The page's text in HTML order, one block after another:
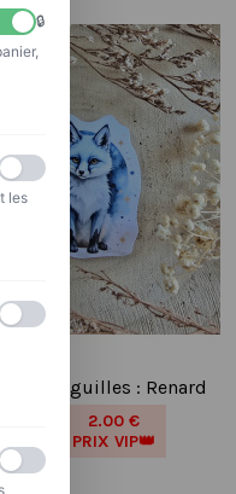
à aiguilles : Renard
2.00 €
PRIX VIP👑
🔒
les